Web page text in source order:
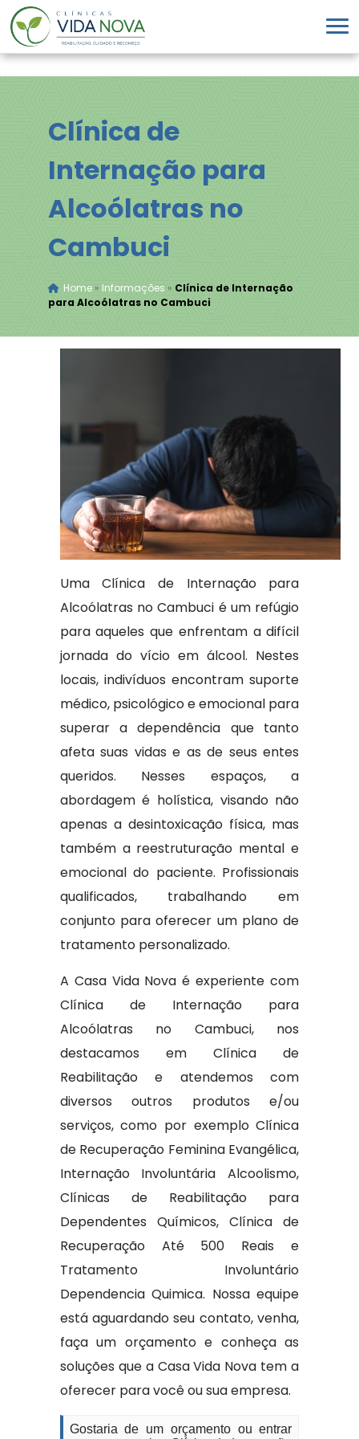
Clínica de
Internação para
Alcoólatras no
Cambuci
Home» Informações » Clínica de Internação
para Alcoólatras no Cambuci
Uma Clínica de Internação para
Alcoólatras no Cambuci é um refúgio
para aqueles que enfrentam a difícil
jornada do vício em álcool. Nestes
locais, indivíduos encontram suporte
médico, psicológico e emocional para
superar a dependência que tanto
afeta suas vidas e as de seus entes
queridos. Nesses espaços, a
abordagem é holística, visando não
apenas a desintoxicação física, mas
também a reestruturação mental e
emocional do paciente. Profissionais
qualificados, trabalhando em
conjunto para oferecer um plano de
tratamento personalizado.
A Casa Vida Nova é experiente com
Clínica de Internação para
Alcoólatras no Cambuci, nos
destacamos em Clínica de
Reabilitação e atendemos com
diversos outros produtos e/ou
serviços, como por exemplo Clínica
de Recuperação Feminina Evangélica,
Internação Involuntária Alcoolismo,
Clínicas de Reabilitação para
Dependentes Químicos, Clínica de
Recuperação Até 500 Reais e
Tratamento Involuntário
Dependencia Quimica. Nossa equipe
está aguardando seu contato, venha,
faça um orçamento e conheça as
soluções que a Casa Vida Nova tem a
oferecer para você ou sua empresa.
Gostaria de um orçamento ou entrar